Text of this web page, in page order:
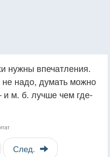
нужны впечатления.
надо, думать можно
м. б. лучше чем где-
След.